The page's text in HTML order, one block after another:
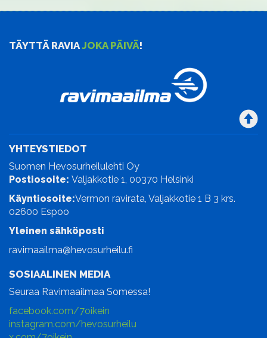
TÄYTTÄ RAVIAJOKA PÄIVÄ!
YHTEYSTIEDOT
Suomen Hevosurheilulehti Oy
Postiosoite: Valjakkotie 1, 00370 Helsinki
Käyntiosoite:Vermon ravirata, Valjakkotie 1 B 3 krs.
02600 Espoo
Yleinen sähköposti
ravimaailma@hevosurheilu.fi
SOSIAALINEN MEDIA
Seuraa Ravimaailmaa Somessa!
facebook.com/7oikein
instagram.com/hevosurheilu